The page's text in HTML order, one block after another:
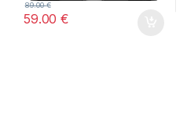
59.00€
89.00€